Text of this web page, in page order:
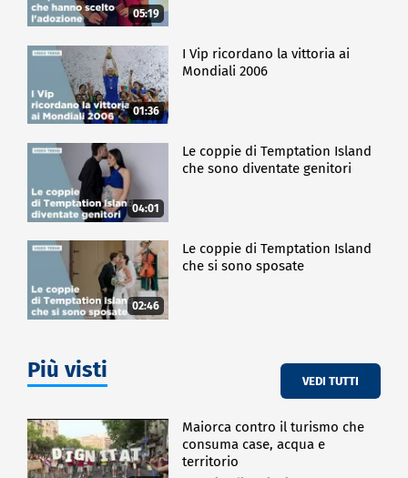
05:19
01:36
I Vip ricordano la vittoria ai
Mondiali 2006
04:01
Le coppie di Temptation Island
che sono diventate genitori
02:46
Le coppie di Temptation Island
che si sono sposate
Più visti VEDI TUTTI
Maiorca contro il turismo che
consuma case, acqua e
territorio